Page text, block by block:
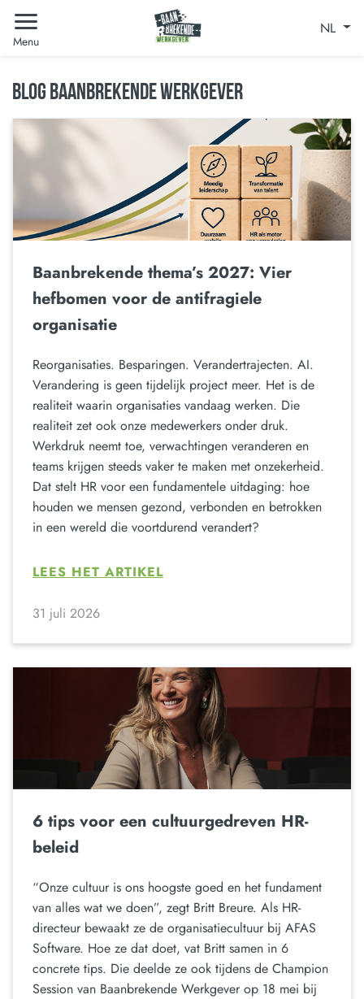
Menu
NL
BLOG BAANBREKENDE WERKGEVER
Baanbrekende thema’s 2027: Vier
hefbomen voor de antifragiele
organisatie
Reorganisaties. Besparingen. Verandertrajecten. AI.
Verandering is geen tijdelijk project meer. Het is de
realiteit waarin organisaties vandaag werken. Die
realiteit zet ook onze medewerkers onder druk.
Werkdruk neemt toe, verwachtingen veranderen en
teams krijgen steeds vaker te maken met onzekerheid.
Dat stelt HR voor een fundamentele uitdaging: hoe
houden we mensen gezond, verbonden en betrokken
in een wereld die voortdurend verandert?
LEES HET ARTIKEL
31 juli 2026
6 tips voor een cultuurgedreven HR-
beleid
“Onze cultuur is ons hoogste goed en het fundament
van alles wat we doen”, zegt Britt Breure. Als HR-
directeur bewaakt ze de organisatiecultuur bij AFAS
Software. Hoe ze dat doet, vat Britt samen in 6
concrete tips. Die deelde ze ook tijdens de Champion
Session van Baanbrekende Werkgever op 18 mei bij